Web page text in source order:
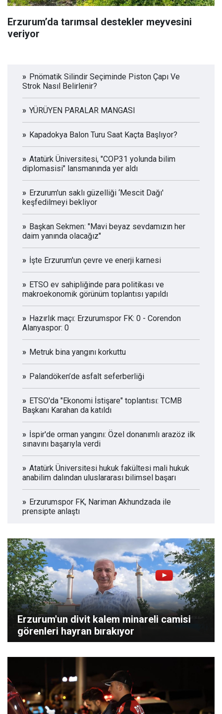
Erzurum’da tarımsal destekler meyvesini
veriyor
Pnömatik Silindir Seçiminde Piston Çapı Ve
Strok Nasıl Belirlenir?
YÜRÜYEN PARALAR MANGASI
Kapadokya Balon Turu Saat Kaçta Başlıyor?
Atatürk Üniversitesi, "COP31 yolunda bilim
diplomasisi" lansmanında yer aldı
Erzurum'un saklı güzelliği ‘Mescit Dağı'
keşfedilmeyi bekliyor
Başkan Sekmen: "Mavi beyaz sevdamızın her
daim yanında olacağız"
İşte Erzurum'un çevre ve enerji karnesi
ETSO ev sahipliğinde para politikası ve
makroekonomik görünüm toplantısı yapıldı
Hazırlık maçı: Erzurumspor FK: 0 - Corendon
Alanyaspor: 0
Metruk bina yangını korkuttu
Palandöken’de asfalt seferberliği
ETSO'da "Ekonomi İstişare" toplantısı: TCMB
Başkanı Karahan da katıldı
İspir'de orman yangını: Özel donanımlı arazöz ilk
sınavını başarıyla verdi
Atatürk Üniversitesi hukuk fakültesi mali hukuk
anabilim dalından uluslararası bilimsel başarı
Erzurumspor FK, Nariman Akhundzada ile
prensipte anlaştı
Erzurum'un divit kalem minareli camisi
görenleri hayran bırakıyor